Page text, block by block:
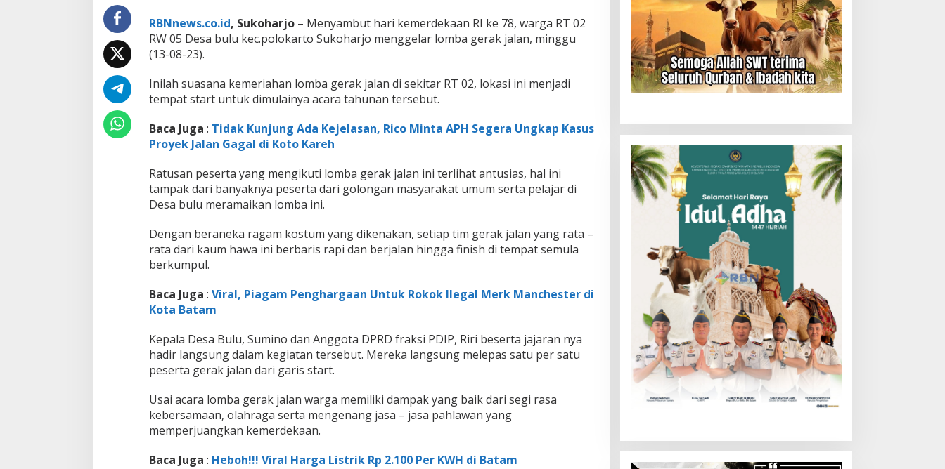
RBNnews.co.id, Sukoharjo – Menyambut hari kemerdekaan RI ke 78, warga RT 02
RW 05 Desa bulu kec.polokarto Sukoharjo menggelar lomba gerak jalan, minggu
(13-08-23).
Inilah suasana kemeriahan lomba gerak jalan di sekitar RT 02, lokasi ini menjadi
tempat start untuk dimulainya acara tahunan tersebut.
Baca Juga : Tidak Kunjung Ada Kejelasan, Rico Minta APH Segera Ungkap Kasus
Proyek Jalan Gagal di Koto Kareh
Ratusan peserta yang mengikuti lomba gerak jalan ini terlihat antusias, hal ini
tampak dari banyaknya peserta dari golongan masyarakat umum serta pelajar di
Desa bulu meramaikan lomba ini.
Dengan beraneka ragam kostum yang dikenakan, setiap tim gerak jalan yang rata –
rata dari kaum hawa ini berbaris rapi dan berjalan hingga finish di tempat semula
berkumpul.
Baca Juga : Viral, Piagam Penghargaan Untuk Rokok Ilegal Merk Manchester di
Kota Batam
Kepala Desa Bulu, Sumino dan Anggota DPRD fraksi PDIP, Riri beserta jajaran nya
hadir langsung dalam kegiatan tersebut. Mereka langsung melepas satu per satu
peserta gerak jalan dari garis start.
Usai acara lomba gerak jalan warga memiliki dampak yang baik dari segi rasa
kebersamaan, olahraga serta mengenang jasa – jasa pahlawan yang
memperjuangkan kemerdekaan.
Baca Juga : Heboh!!! Viral Harga Listrik Rp 2.100 Per KWH di Batam